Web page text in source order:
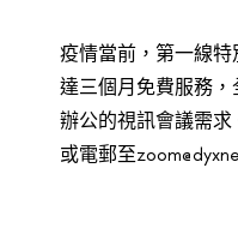
疫情當前，第一線
達三個月免費服務
辦公的視訊會議需求
或電郵至